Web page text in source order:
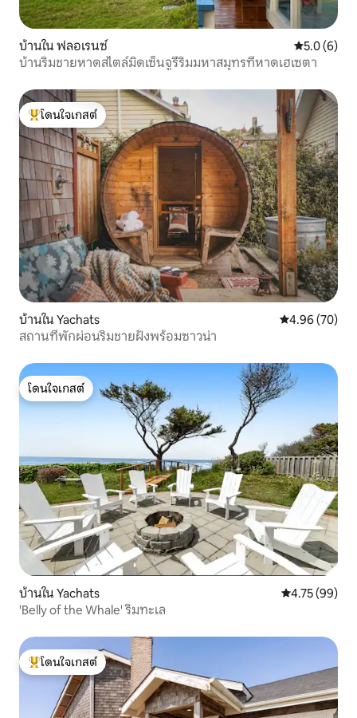
บ้านใน ฟลอเรนซ์ คะแนนเฉลี่
5.0 (6)
บ้านริมชายหาดสไตล์มิดเซ็นจูรีริมมหาสมุทรที่หาดเฮเซตา
โดนใจเกสต์ที่สุด
โดนใจเกสต์
บ้านใน Yachats คะแนนเฉลี่ย
4.96 (70)
สถานที่พักผ่อนริมชายฝั่งพร้อมซาวน่า
โดนใจเกสต์
โดนใจเกสต์
บ้านใน Yachats คะแนนเฉลี่ย
4.75 (99)
'Belly of the Whale' ริมทะเล
โดนใจเกสต์ที่สุด
โดนใจเกสต์